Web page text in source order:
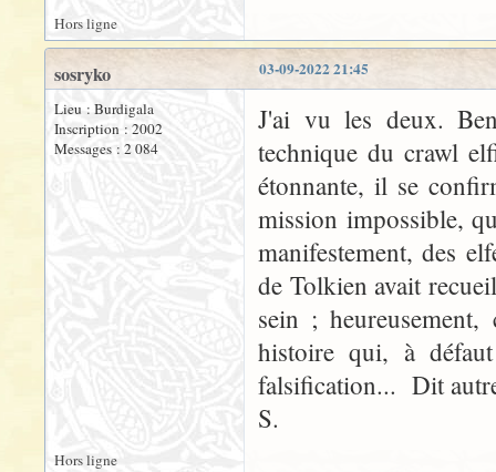
Hors ligne
03-09-2022 21:45
sosryko
Lieu : Burdigala
Inscription : 2002
Messages : 2 084
J'ai vu les deux.
technique du crawl
étonnante, il se
mission impossible,
manifestement, des
de Tolkien avait
sein ;
histoire qui, à
falsification... Dit
S.
Hors ligne